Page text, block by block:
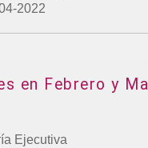
2022
en Febrero y
Ejecutiva